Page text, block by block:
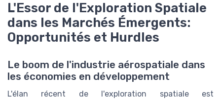
L'Essor de l'Exploration Spatiale
dans les Marchés Émergents:
Opportunités et Hurdles
Le boom de l'industrie aérospatiale dans
les économies en développement
L'élan récent de l'exploration spatiale est